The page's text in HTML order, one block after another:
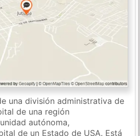
una división administrativa de
de una región
autónoma,
de un Estado de USA. Está